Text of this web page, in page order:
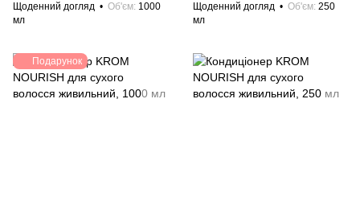
Щоденний догляд
Об'єм 1000
мл
Щоденний догляд
Об'єм 250
мл
Подарунок